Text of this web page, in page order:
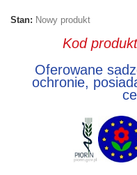
Stan: Nowy produkt
Kod
Oferowane
ochronie,